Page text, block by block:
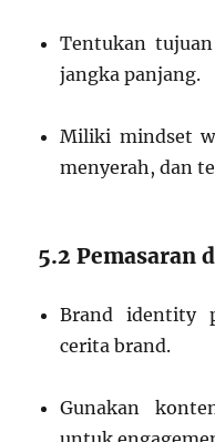
Tentukan
jangka panjang.
Miliki mindset
menyerah, dan
5.2 Pemasaran
Brand identity
cerita brand.
Gunakan